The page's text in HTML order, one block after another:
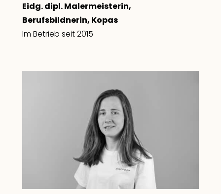
Eidg. dipl. Malermeisterin,
Berufsbildnerin, Kopas
Im Betrieb seit 2015